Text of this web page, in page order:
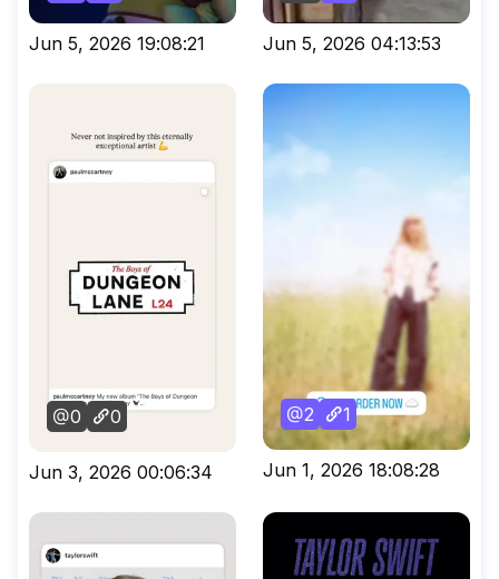
Jun 5, 2026 19:08:21 Jun 5, 2026 04:13:53
0 0
Jun 3, 2026 00:06:34
2 1
Jun 1, 2026 18:08:28